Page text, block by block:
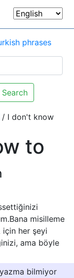
phrases
Search
/ I don't know
to
misilleme
için her şeyi
ama böyle
bilmiyor